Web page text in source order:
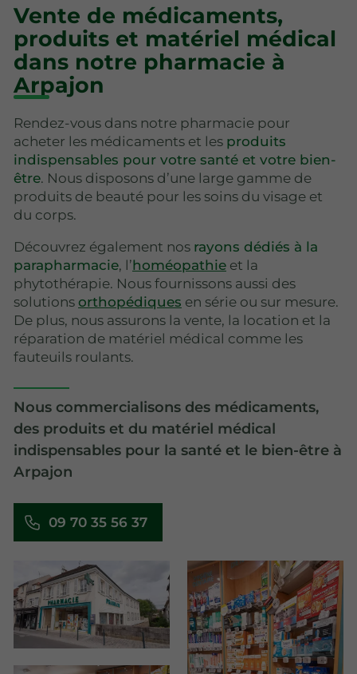
Vente de médicaments,
produits et matériel médical
dans notre pharmacie à
Arpajon
Rendez-vous dans notre pharmacie pour
acheter les médicaments et les produits
indispensables pour votre santé et votre bien-
être. Nous disposons d’une large gamme de
produits de beauté pour les soins du visage et
du corps.
Découvrez également nos rayons dédiés à la
parapharmacie, l’homéopathie et la
phytothérapie. Nous fournissons aussi des
solutions orthopédiques en série ou sur mesure.
De plus, nous assurons la vente, la location et la
réparation de matériel médical comme les
fauteuils roulants.
Nous commercialisons des médicaments,
des produits et du matériel médical
indispensables pour la santé et le bien-être à
Arpajon
09 70 35 56 37